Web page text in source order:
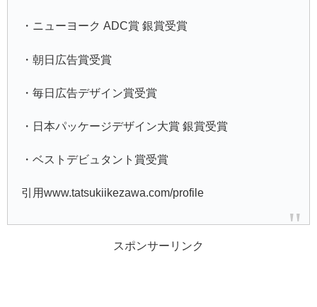
・ニューヨーク ADC賞 銀賞受賞
・朝日広告賞受賞
・毎日広告デザイン賞受賞
・日本パッケージデザイン大賞 銀賞受賞
・ベストデビュタント賞受賞
引用www.tatsukiikezawa.com/profile
スポンサーリンク